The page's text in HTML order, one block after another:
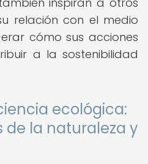
relación con el medio
cómo sus acciones
a la sostenibilidad
ecológica:
de la naturaleza y